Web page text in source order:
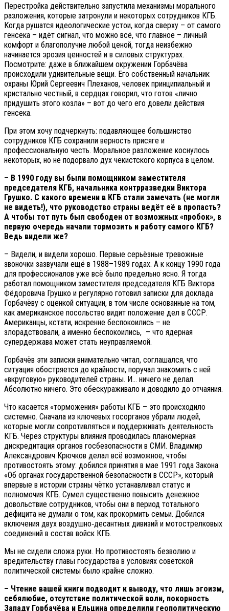
Перестройка действительно запустила механизмы морального
разложения, которые затронули и некоторых сотрудников КГБ.
Когда рушатся идеологические устои, когда сверху – от самого
генсека – идёт сигнал, что можно всё, что главное – личный
комфорт и благополучие любой ценой, тогда неизбежно
начинается эрозия ценностей и в силовых структурах.
Посмотрите: даже в ближайшем окружении Горбачёва
происходили удивительные вещи. Его собственный начальник
охраны Юрий Сергеевич Плеханов, человек принципиальный и
кристально честный, в сердцах говорил, что готов «лично
придушить этого козла» – вот до чего его довели действия
генсека.
При этом хочу подчеркнуть: подавляющее большинство
сотрудников КГБ сохранили верность присяге и
профессиональную честь. Моральное разложение коснулось
некоторых, но не подорвало дух чекистского корпуса в целом.
– В 1990 году вы были помощником заместителя
председателя КГБ, начальника контрразведки Виктора
Грушко. С какого времени в КГБ стали замечать (не могли
не видеть!), что руководство страны ведёт её в пропасть?
А чтобы тот путь был свободен от возможных «пробок», в
первую очередь начали тормозить и работу самого КГБ?
Ведь видели же?
– Видели, и видели хорошо. Первые серьёзные тревожные
звоночки зазвучали ещё в 1988–1989 годах. А к концу 1990 года
для профессионалов уже всё было предельно ясно. Я тогда
работал помощником заместителя председателя КГБ Виктора
Фёдоровича Грушко и регулярно готовил записки для доклада
Горбачёву с оценкой ситуации, в том числе основанные на том,
как американское посольство видит положение дел в СССР.
Американцы, кстати, искренне беспокоились – не
злорадствовали, а именно беспокоились, – что ядерная
супердержава может стать неуправляемой.
Горбачёв эти записки внимательно читал, соглашался, что
ситуация обостряется до крайности, поручал знакомить с ней
«вкруговую» руководителей страны. И… ничего не делал.
Абсолютно ничего. Это обескураживало и доводило до отчаяния.
Что касается «торможения» работы КГБ – это происходило
системно. Сначала из ключевых госорганов убрали людей,
которые могли сопротивляться и поддерживать деятельность
КГБ. Через структуры влияния проводилась планомерная
дискредитация органов госбезопасности в СМИ. Владимир
Александрович Крючков делал всё возможное, чтобы
противостоять этому: добился принятия в мае 1991 года Закона
«Об органах государственной безопасности в СССР», который
впервые в истории страны чётко устанавливал статус и
полномочия КГБ. Сумел существенно повысить денежное
довольствие сотрудников, чтобы они в период тотального
дефицита не думали о том, как прокормить семьи. Добился
включения двух воздушно‑десантных дивизий и мотострелковых
соединений в состав войск КГБ.
Мы не сидели сложа руки. Но противостоять безволию и
вредительству главы государства в условиях советской
политической системы было крайне сложно.
– Чтение вашей книги подводит к выводу, что лишь эгоизм,
себялюбие, отсутствие политической воли, покорность
Западу Горбачёва и Ельцина определили геополитическую